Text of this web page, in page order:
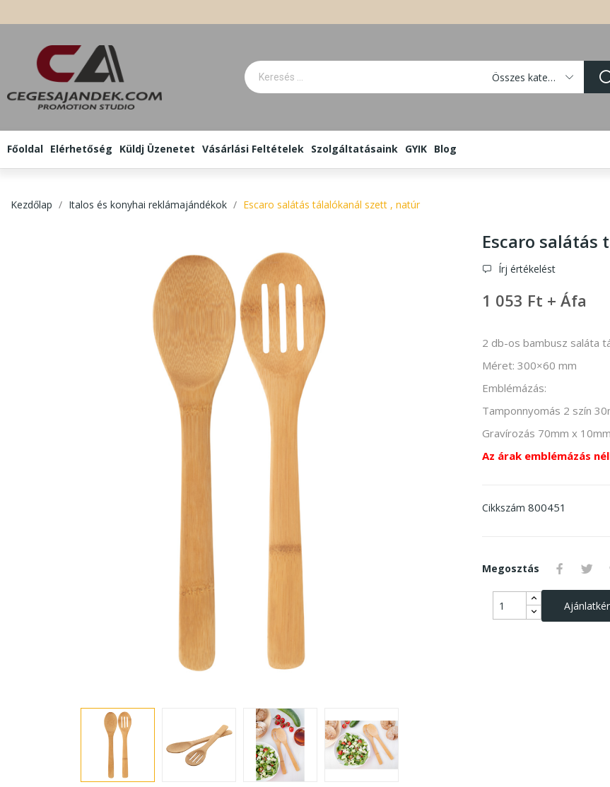
Összes kategória
Főoldal Elérhetőség Küldj Üzenetet Vásárlási Feltételek Szolgáltatásaink GYIK Blog
Kezdőlap Italos és konyhai reklámajándékok Escaro salátás tálalókanál szett , natúr
Escaro
Írj értékelést
1 053 Ft + Áfa
2 db-os bambusz saláta
Méret: 300×60 mm
Emblémázás:
Tamponnyomás 2 szín
Gravírozás 70mm x 10mm
Az árak emblémázás
Cikkszám 800451
Megosztás